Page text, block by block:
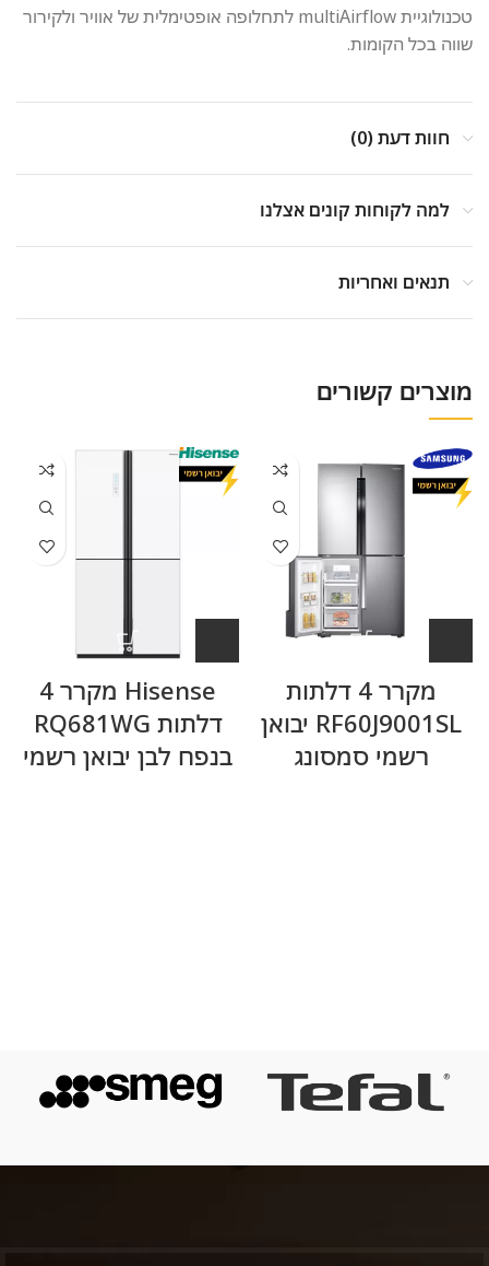
טכנולוגיית multiAirflow לתחלופה אופטימלית של אוויר ולקירור
שווה בכל הקומות.
חוות דעת (0)
למה לקוחות קונים אצלנו
תנאים ואחריות
מוצרים קשורים
מקרר 4 דלתות
RF60J9001SL יבואן
רשמי סמסונג
Hisense מקרר 4
דלתות RQ681WG
בנפח לבן יבואן רשמי